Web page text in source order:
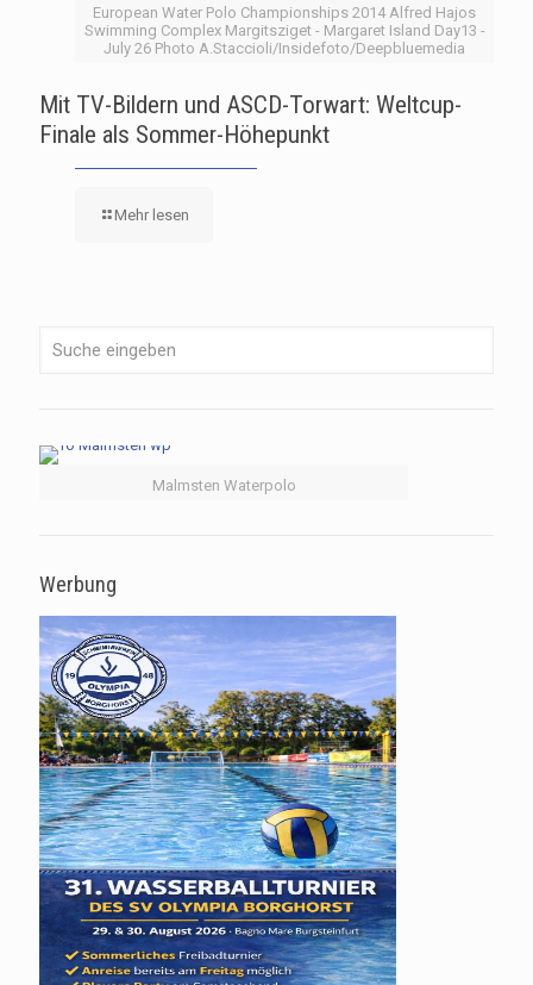
European Water Polo Championships 2014 Alfred Hajos
Swimming Complex Margitsziget - Margaret Island Day13 -
July 26 Photo A.Staccioli/Insidefoto/Deepbluemedia
Mit TV-Bildern und ASCD-Torwart: Weltcup-
Finale als Sommer-Höhepunkt
Mehr lesen
Malmsten Waterpolo
Werbung